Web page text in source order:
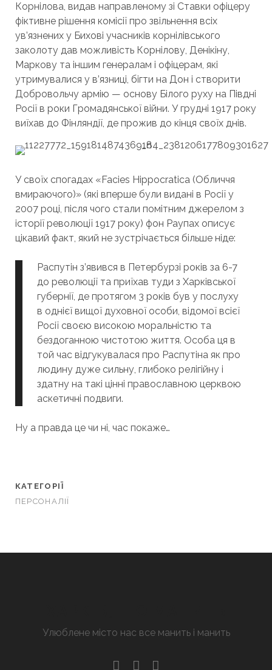
Корнілова, видав направленому зі Ставки офіцеру
фіктивне рішення комісії про звільнення всіх
ув’язнених у Бихові учасників корнілівського
заколоту дав можливість Корнілову, Денікіну,
Маркову та іншим генералам і офіцерам, які
утримувалися у в’язниці, бігти на Дон і створити
Добровольчу армію — основу Білого руху на Півдні
Росії в роки Громадянської війни. У грудні 1917 року
виїхав до Фінляндії, де прожив до кінця своїх днів.
У своїх спогадах «Facies Hippocratica (Обличчя
вмираючого)» (які вперше були видані в Росії у
2007 році, після чого стали помітним джерелом з
історії революції 1917 року) фон Раупах описує
цікавий факт, який не зустрічається більше ніде:
Распутін з’явився в Петербурзі років за 6-7
до революції та приїхав туди з Харківської
губернії, де протягом 3 років був у послуху
в однієї вищої духовної особи, відомої всієї
Росії своєю високою моральністю та
бездоганною чистотою життя. Особа ця в
той час відгукувалася про Распутіна як про
людину дуже сильну, глибоко релігійну і
здатну на такі цінні православною церквою
аскетичні подвиги.
Ну а правда це чи ні, час покаже…
КАТЕГОРІЇ
ПЕРСОНАЛІЇ
Улюблене місто нас все манить і манить
facebook
youtube